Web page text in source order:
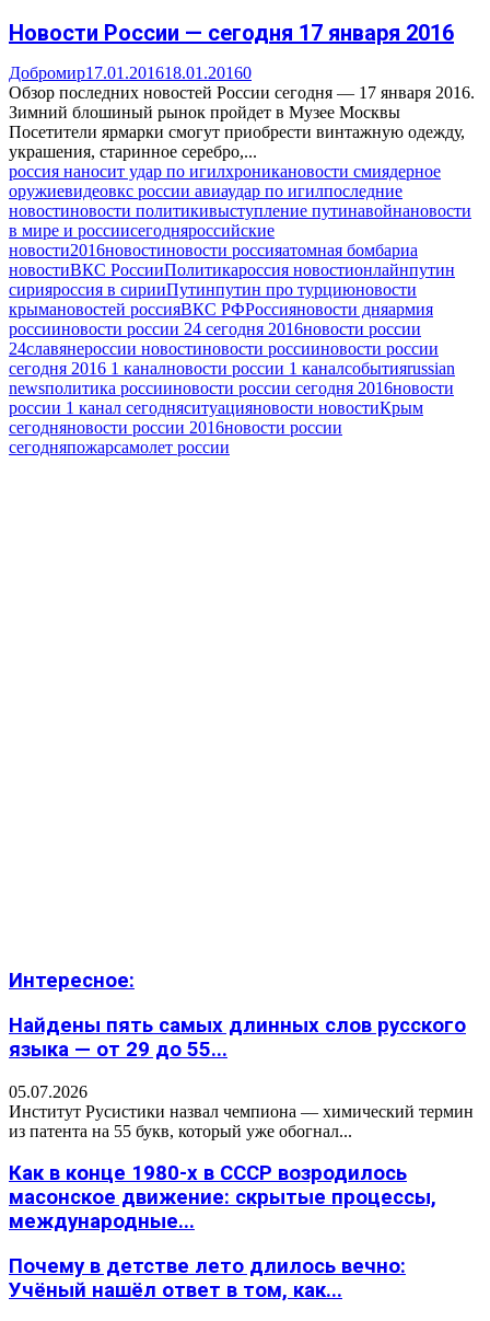
Новости России — сегодня 17 января 2016
Добромир17.01.201618.01.20160
Обзор последних новостей России сегодня — 17 января 2016.
Зимний блошиный рынок пройдет в Музее Москвы
Посетители ярмарки смогут приобрести винтажную одежду,
украшения, старинное серебро,...
россия наносит удар по игилхроникановости смиядерное
оружиевидеовкс россии авиаудар по игилпоследние
новостиновости политикивыступление путинавойнановости
в мире и россиисегодняроссийские
новости2016новостиновости россияатомная бомбариа
новостиВКС РоссииПолитикароссия новостионлайнпутин
сирияроссия в сирииПутинпутин про турциюновости
крымановостей россияВКС РФРоссияновости дняармия
россииновости россии 24 сегодня 2016новости россии
24славянероссии новостиновости россииновости россии
сегодня 2016 1 каналновости россии 1 каналсобытияrussian
newsполитика россииновости россии сегодня 2016новости
россии 1 канал сегодняситуацияновости новостиКрым
сегодняновости россии 2016новости россии
сегодняпожарсамолет россии
Интересное:
Найдены пять самых длинных слов русского
языка — от 29 до 55...
05.07.2026
Институт Русистики назвал чемпиона — химический термин
из патента на 55 букв, который уже обогнал...
Как в конце 1980-х в СССР возродилось
масонское движение: скрытые процессы,
международные...
Почему в детстве лето длилось вечно:
Учёный нашёл ответ в том, как...